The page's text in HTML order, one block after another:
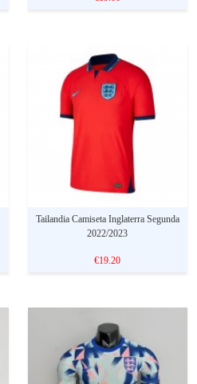
Tailandia Camiseta Inglaterra Segunda
2022/2023
€19.20